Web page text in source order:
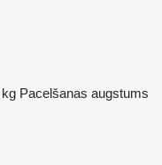
Pacelšanas augstums